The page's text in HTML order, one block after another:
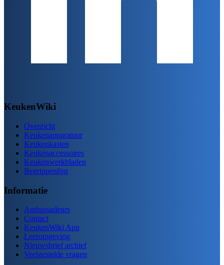
KeukenWiki
Overzicht
Keukenapparatuur
Keukenkasten
Keukenaccessoires
Keukenwerkbladen
Begrippenlijst
Informatie
Ambassadeurs
Contact
KeukenWiki App
Leeromgeving
Nieuwsbrief archief
Veelgestelde vragen